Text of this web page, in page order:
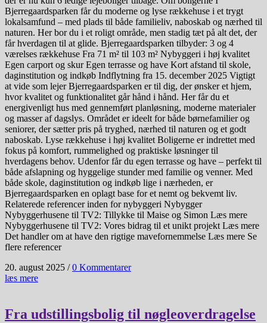
Bjerregaardsparken får du moderne og lyse rækkehuse i et trygt
lokalsamfund – med plads til både familieliv, naboskab og nærhed til
naturen. Her bor du i et roligt område, men stadig tæt på alt det, der
får hverdagen til at glide. Bjerregaardsparken tilbyder: 3 og 4
værelses rækkehuse Fra 71 m² til 103 m² Nybyggeri i høj kvalitet
Egen carport og skur Egen terrasse og have Kort afstand til skole,
daginstitution og indkøb Indflytning fra 15. december 2025 Vigtigt
at vide som lejer Bjerregaardsparken er til dig, der ønsker et hjem,
hvor kvalitet og funktionalitet går hånd i hånd. Her får du et
energivenligt hus med gennemført planløsning, moderne materialer
og masser af dagslys. Området er ideelt for både børnefamilier og
seniorer, der sætter pris på tryghed, nærhed til naturen og et godt
naboskab. Lyse rækkehuse i høj kvalitet Boligerne er indrettet med
fokus på komfort, rummelighed og praktiske løsninger til
hverdagens behov. Udenfor får du egen terrasse og have – perfekt til
både afslapning og hyggelige stunder med familie og venner. Med
både skole, daginstitution og indkøb lige i nærheden, er
Bjerregaardsparken en oplagt base for et nemt og bekvemt liv.
Relaterede referencer inden for nybyggeri Nybygger
Nybyggerhusene til TV2: Tillykke til Maise og Simon Læs mere
Nybyggerhusene til TV2: Vores bidrag til et unikt projekt Læs mere
Det handler om at have den rigtige mavefornemmelse​ Læs mere Se
flere referencer
20. august 2025 / 0 Kommentarer
læs mere
Fra udstillingsbolig til nøgleoverdragelse